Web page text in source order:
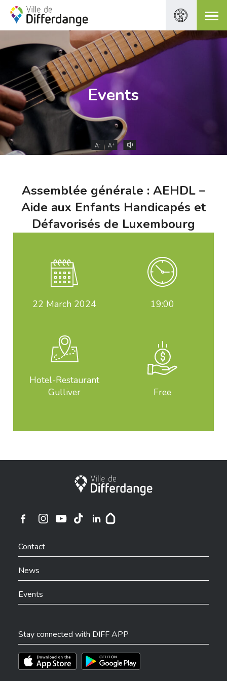
Events
A- A+
Assemblée générale : AEHDL –
Aide aux Enfants Handicapés et
Défavorisés de Luxembourg
22 March 2024 19:00
Hotel-Restaurant
Gulliver
Free
City of Differdange
Ville de Differdange sur Instagram
Contact
News
Events
Stay connected with DIFF APP
Téléchargez l'app sur l'App StoreTéléchargez l'app sur Play Store